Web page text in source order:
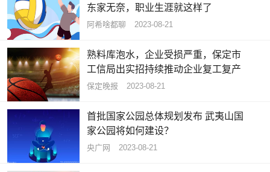
东家无奈，职业生涯就这样了
阿希啥都聊 2023-08-21
熟料库泡水，企业受损严重，保定市
工信局出实招持续推动企业复工复产
保定晚报 2023-08-21
首批国家公园总体规划发布 武夷山国
家公园将如何建设？
央广网 2023-08-21